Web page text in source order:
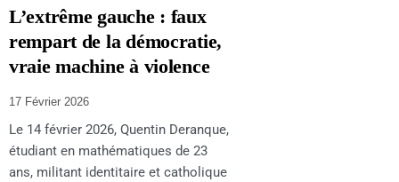
L’extrême gauche : faux
rempart de la démocratie,
vraie machine à violence
17 Février 2026
Le 14 février 2026, Quentin Deranque,
étudiant en mathématiques de 23
ans, militant identitaire et catholique